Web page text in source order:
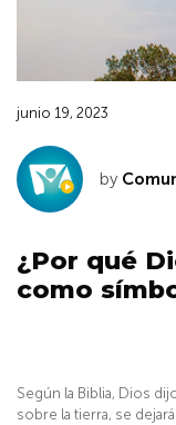
junio 19, 2023
by
¿Por qué
como
Según la Biblia, Dios
sobre la tierra, se